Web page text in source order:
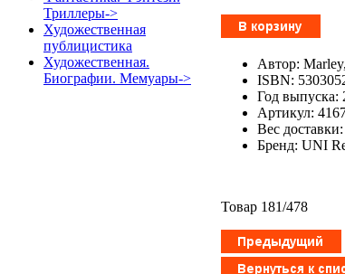
Триллеры->
Художественная
публицистика
Художественная.
Биографии. Мемуары->
Автор:
ISBN:
Год выпуска:
Артикул:
Вес
Бренд: UNI
Товар 181/478